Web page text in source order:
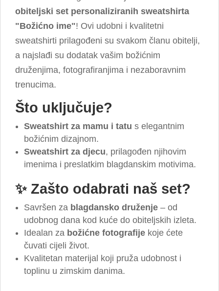
obiteljski set personaliziranih sweatshirta
"Božićno ime"! Ovi udobni i kvalitetni
sweatshirti prilagođeni su svakom članu obitelji,
a najslađi su dodatak vašim božićnim
druženjima, fotografiranjima i nezaboravnim
trenucima.
Što uključuje?
Sweatshirt za mamu i tatu s elegantnim
božićnim dizajnom.
Sweatshirt za djecu, prilagođen njihovim
imenima i preslatkim blagdanskim motivima.
✨ Zašto odabrati naš set?
Savršen za blagdansko druženje – od
udobnog dana kod kuće do obiteljskih izleta.
Idealan za božićne fotografije koje ćete
čuvati cijeli život.
Kvalitetan materijal koji pruža udobnost i
toplinu u zimskim danima.